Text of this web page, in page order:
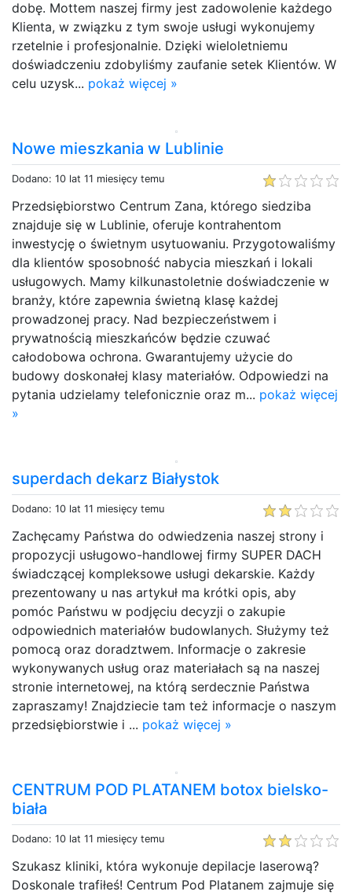
dobę. Mottem naszej firmy jest zadowolenie każdego
Klienta, w związku z tym swoje usługi wykonujemy
rzetelnie i profesjonalnie. Dzięki wieloletniemu
doświadczeniu zdobyliśmy zaufanie setek Klientów. W
celu uzysk... pokaż więcej »
Nowe mieszkania w Lublinie
Dodano: 10 lat 11 miesięcy temu
Przedsiębiorstwo Centrum Zana, którego siedziba
znajduje się w Lublinie, oferuje kontrahentom
inwestycję o świetnym usytuowaniu. Przygotowaliśmy
dla klientów sposobność nabycia mieszkań i lokali
usługowych. Mamy kilkunastoletnie doświadczenie w
branży, które zapewnia świetną klasę każdej
prowadzonej pracy. Nad bezpieczeństwem i
prywatnością mieszkańców będzie czuwać
całodobowa ochrona. Gwarantujemy użycie do
budowy doskonałej klasy materiałów. Odpowiedzi na
pytania udzielamy telefonicznie oraz m... pokaż więcej
»
superdach dekarz Białystok
Dodano: 10 lat 11 miesięcy temu
Zachęcamy Państwa do odwiedzenia naszej strony i
propozycji usługowo-handlowej firmy SUPER DACH
świadczącej kompleksowe usługi dekarskie. Każdy
prezentowany u nas artykuł ma krótki opis, aby
pomóc Państwu w podjęciu decyzji o zakupie
odpowiednich materiałów budowlanych. Służymy też
pomocą oraz doradztwem. Informacje o zakresie
wykonywanych usług oraz materiałach są na naszej
stronie internetowej, na którą serdecznie Państwa
zapraszamy! Znajdziecie tam też informacje o naszym
przedsiębiorstwie i ... pokaż więcej »
CENTRUM POD PLATANEM botox bielsko-
biała
Dodano: 10 lat 11 miesięcy temu
Szukasz kliniki, która wykonuje depilacje laserową?
Doskonale trafiłeś! Centrum Pod Platanem zajmuje się